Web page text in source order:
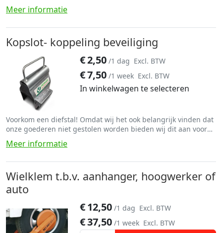
Meer informatie
Kopslot- koppeling beveiliging
€2,50 /1 dag Excl. BTW
€7,50 /1 week Excl. BTW
In winkelwagen te selecteren
Voorkom een diefstal! Omdat wij het ook belangrijk vinden dat
onze goederen niet gestolen worden bieden wij dit aan voor
een symbolisch bedrag.
Meer informatie
Wielklem t.b.v. aanhanger, hoogwerker of
auto
€12,50 /1 dag Excl. BTW
€37,50 /1 week Excl. BTW